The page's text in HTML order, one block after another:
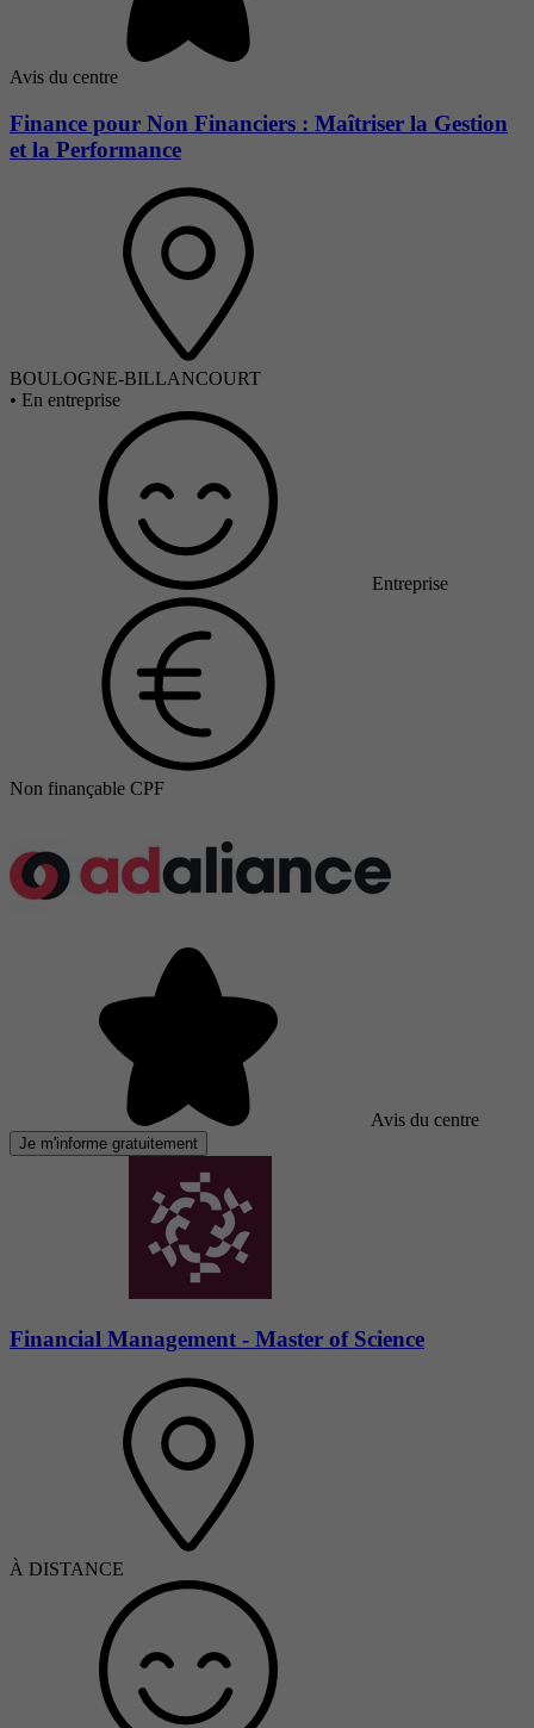
Avis du centre
Finance pour Non Financiers : Maîtriser la Gestion
et la Performance
BOULOGNE-BILLANCOURT
• En entreprise
Entreprise
Non finançable CPF
Avis du centre
Je m'informe gratuitement
Financial Management - Master of Science
À DISTANCE